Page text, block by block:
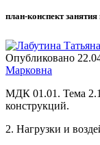
план-конспект
Опубликовано
Марковна
МДК 01.01. Тема
конструкций.
2. Нагрузки и